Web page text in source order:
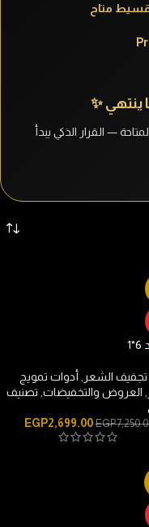
متاح
ينتهي ✨
— القرار الذكي يبدأ
تجفيف الشعر
أدوات تمويج
العروض والتخفيضات تصنيف
EGP
EGP2,699.00